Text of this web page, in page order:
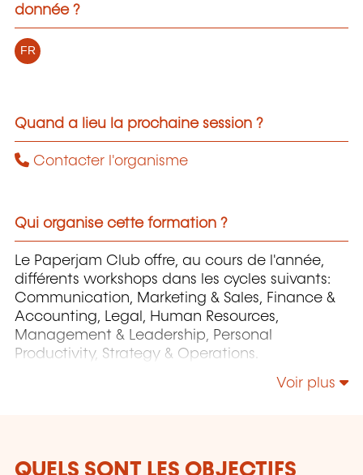
donnée ?
FR
Quand a lieu la prochaine session ?
Contacter l'organisme
Qui organise cette formation ?
Le Paperjam Club offre, au cours de l'année,
différents workshops dans les cycles suivants:
Communication, Marketing & Sales, Finance &
Accounting, Legal, Human Resources,
Management & Leadership, Personal
Productivity, Strategy & Operations.
Voir plus